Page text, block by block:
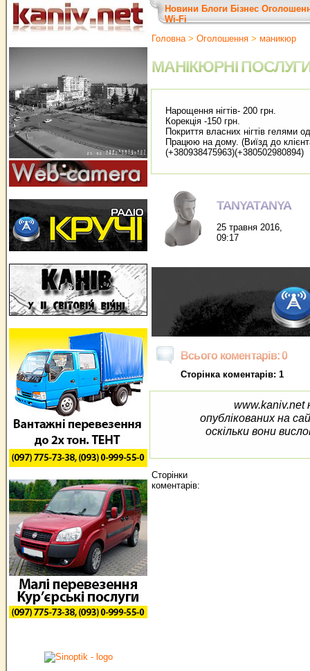
Новини Блоги Бізнес
Wi-Fi
Головна> Оголошення > маникюр
МАНІКЮРНІ
Нарощення нігтів- 200 грн.
Корекція -150 грн.
Покриття власних нігтів гелями
Працюю на дому. (Виїзд до
(+380938475963)(+380502980894)
TANYATANYA
25 травня 2016,
09:17
Всього коментарів: 0
Сторінка коментарів: 1
www.kaniv.net
опублікованих на
оскільки вони
Сторінки
коментарів: